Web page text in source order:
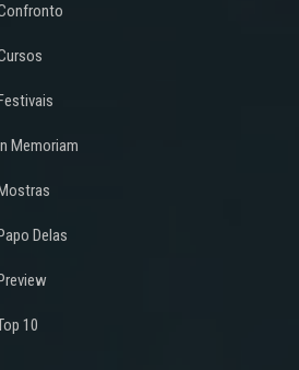
Memoriam
Delas
10